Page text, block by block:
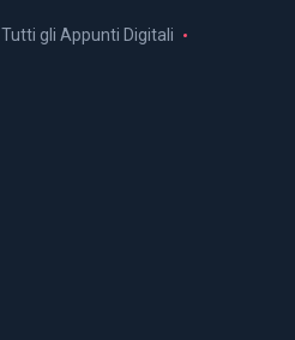
Tutti gli Appunti Digitali